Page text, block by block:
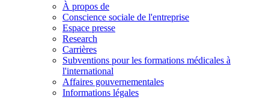
À propos de
Conscience sociale de l'entreprise
Espace presse
Research
Carrières
Subventions pour les formations médicales à
l'international
Affaires gouvernementales
Informations légales